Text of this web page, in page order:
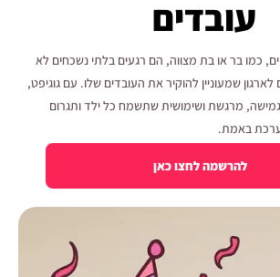
עובדים
כמו בר או בת מצווה, הם רגעים בלתי נשכחים לא
שמעוניין להוקיר את העובדים שלו. עם גוגיפט,
מרגשת ושימושית שתשמח כל ילד ותגרום
באמת.
להרשמה לחצו כאן